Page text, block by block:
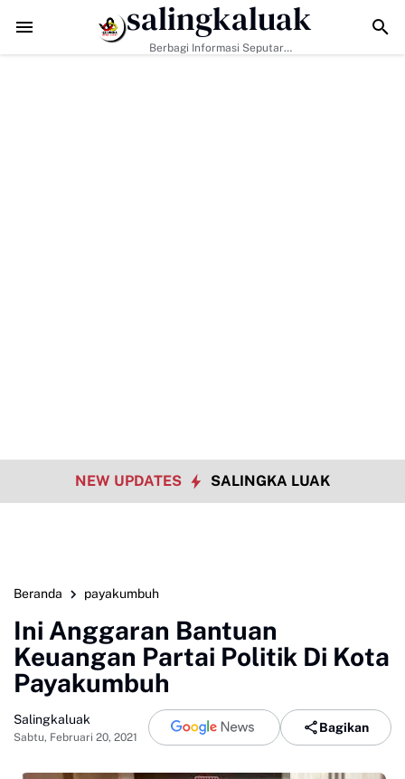
Data Sosial Jadi Kunci, Hj. Aida Dorong Nagari Aktif Pastikan
salingkaluak
Berbagi Informasi Seputar
NEW UPDATES SALINGKA LUAK
Beranda payakumbuh
Ini Anggaran Bantuan
Keuangan Partai Politik Di Kota
Payakumbuh
Salingkaluak
Sabtu, Februari 20, 2021
Bagikan